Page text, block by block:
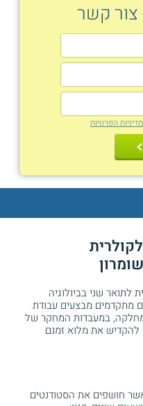
צור קשר
הפרטיות
לתואר שני בביולוגיה
מתקדמים מבצעים עבודת
במעבדות המחקר של
להקדיש את מלוא זמנם
חושפים את הסטודנטים